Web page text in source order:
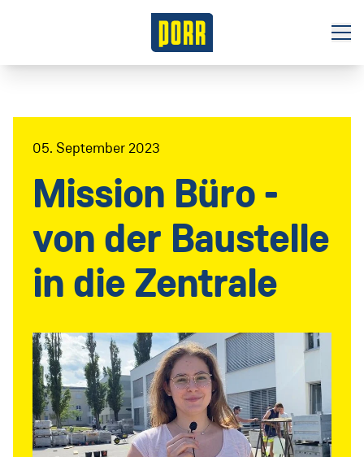
Initiativbewerbung
Gewerbliches Personal
Das sind wir
Unsere Verantwortung
Niederlassungen
Tochterunternehmen
Lehre
Lehrberufe
Rund um die Lehre
05. September 2023
Mission Büro -
von der Baustelle
in die Zentrale